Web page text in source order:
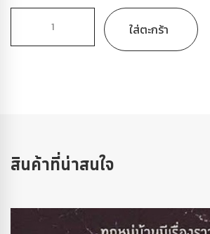
ใส่ตะกร้า
สินค้าที่น่าสนใจ